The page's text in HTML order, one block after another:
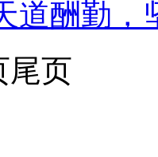
道酬勤，
尾页